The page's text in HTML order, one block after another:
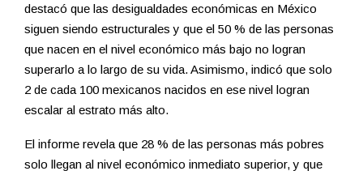
destacó que las desigualdades económicas en México
siguen siendo estructurales y que el 50 % de las personas
que nacen en el nivel económico más bajo no logran
superarlo a lo largo de su vida. Asimismo, indicó que solo
2 de cada 100 mexicanos nacidos en ese nivel logran
escalar al estrato más alto.
El informe revela que 28 % de las personas más pobres
solo llegan al nivel económico inmediato superior, y que